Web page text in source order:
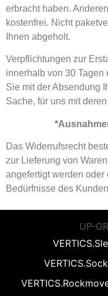
erbracht haben.
kostenfrei. Nicht
Ihnen abgeholt.
Verpflichtungen zur
innerhalb von 30
Sie mit der Absendung
Sache, für uns mit
*
Das Widerrufsrecht
zur Lieferung von
angefertigt werden
Bedürfnisse des
UP-